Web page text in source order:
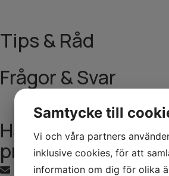
Tips & Råd
Frågor & Svar
Har du frågor
produkten?
kontakt@sutars.com
Samtycke till
Vi och våra partners
inklusive cookies, för att
information om dig för olika